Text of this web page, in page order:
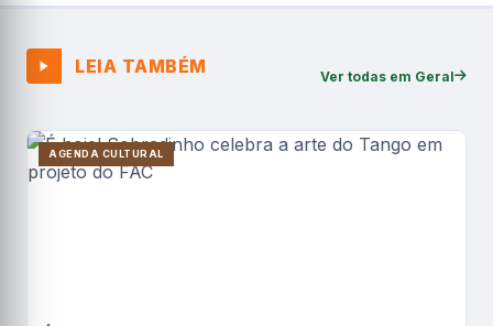
LEIA TAMBÉM Ver todas em Geral
AGENDA CULTURAL